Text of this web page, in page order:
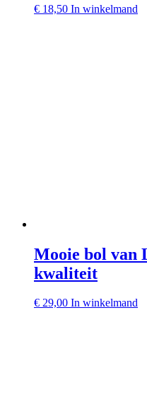
€ 18,50 In winkelmand
Mooie bol van
kwaliteit
€ 29,00 In winkelmand